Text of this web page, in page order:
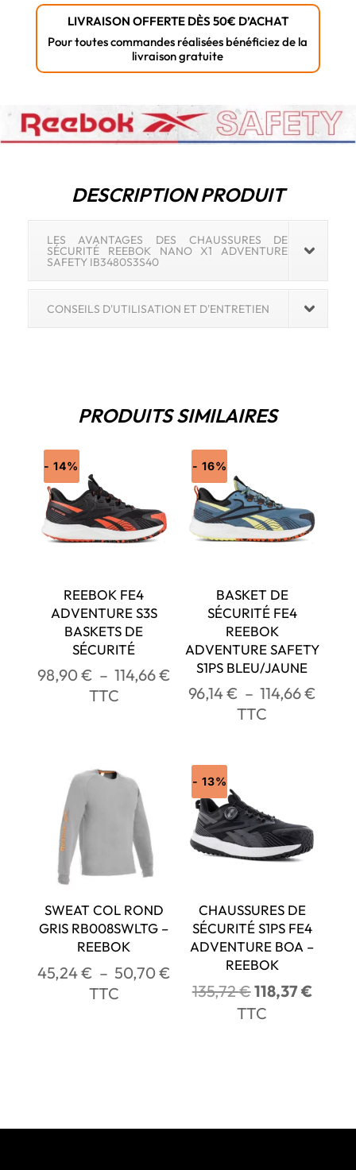
X1
Adventure
Baskets
de
S3S
LIVRAISON OFFERTE DÈS 50€ D’ACHAT
Pour toutes commandes réalisées bénéficiez de la
livraison gratuite
DESCRIPTION PRODUIT
LES AVANTAGES DES CHAUSSURES DE
SÉCURITÉ REEBOK NANO X1 ADVENTURE
SAFETY IB3480S3S40
CONSEILS D'UTILISATION ET D'ENTRETIEN
PRODUITS SIMILAIRES
- 14%
REEBOK FE4
ADVENTURE S3S
BASKETS DE
SÉCURITÉ
98,90 € – 114,66€ Plage
114,66 €
TTC
- 16%
BASKET DE
SÉCURITÉ FE4
REEBOK
ADVENTURE SAFETY
S1PS BLEU/JAUNE
96,14€ – 114,66€
TTC
SWEAT COL ROND
GRIS RB008SWLTG –
REEBOK
45,24€ – 50,70 €
TTC
- 13%
CHAUSSURES DE
SÉCURITÉ S1PS FE4
ADVENTURE BOA –
REEBOK
135,72€Le
prix
118,37 €Le
TTC